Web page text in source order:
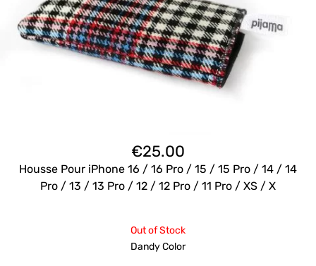
€25.00
Housse Pour iPhone 16 / 16 Pro / 15 / 15 Pro / 14 / 14
Pro / 13 / 13 Pro / 12 / 12 Pro / 11 Pro / XS / X
Out of Stock
Dandy Color